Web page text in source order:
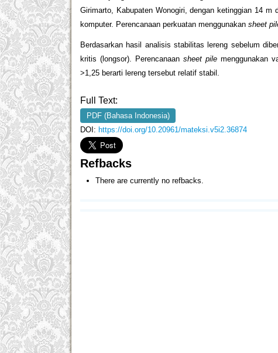
Girimarto, Kabupaten Wonogiri, dengan ketinggian 14 m
komputer. Perencanaan perkuatan menggunakan sheet
Berdasarkan hasil analisis stabilitas lereng sebelum
kritis (longsor). Perencanaan sheet pilemenggunakan
>1,25 berarti lereng tersebut relatif stabil.
Full Text:
PDF (Bahasa Indonesia)
DOI: https://doi.org/10.20961/mateksi.v5i2.36874
Refbacks
There are currently no refbacks.